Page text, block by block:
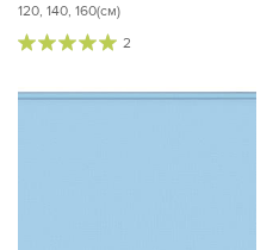
120, 140, 160(см)
2